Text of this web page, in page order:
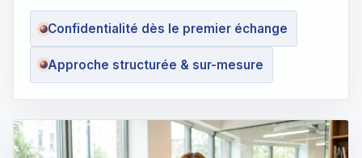
Confidentialité dès le premier échange
Approche structurée & sur-mesure